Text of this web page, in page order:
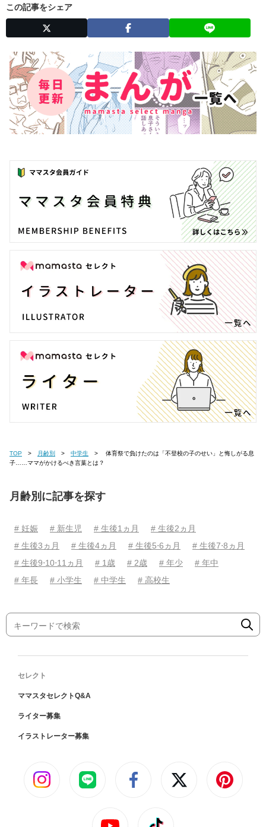
この記事をシェア
TOP 月齢別 中学生
子……ママがかけるべき言葉とは？
月齢別に記事を探す
# 妊娠 # 新生児 # 生後1ヵ月
# 生後2ヵ月
# 生後3ヵ月
# 生後4ヵ月 # 生後5⋅6ヵ月
# 生後7⋅8ヵ月
# 生後9⋅10⋅11ヵ月
# 1歳 # 2歳 # 年少
# 年中
# 年長
# 小学生 # 中学生 # 高校生
セレクト
ママスタセレクトQ&A
ライター募集
イラストレーター募集